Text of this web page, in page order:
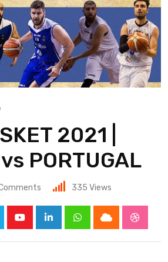
2021 |
PORTUGAL
335 Views
LinkedInWhatsappCloud